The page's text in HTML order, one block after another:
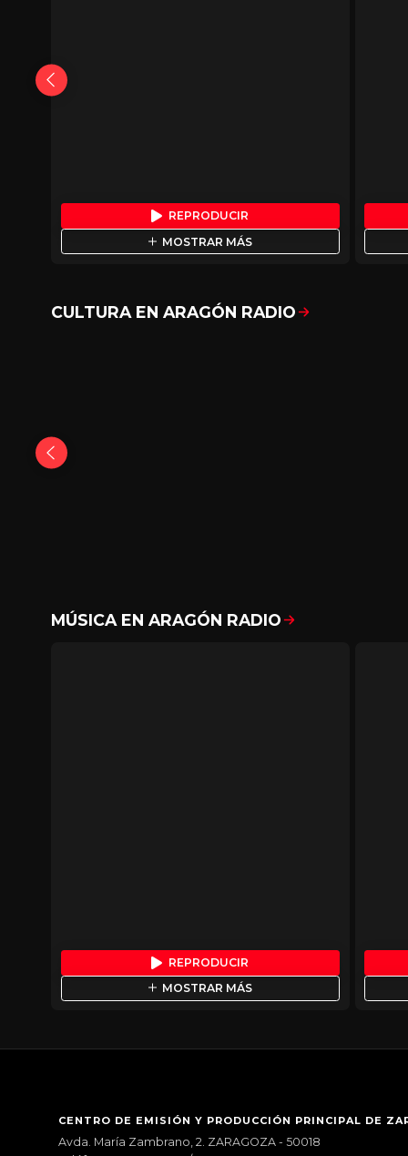
REPRODUCIR
MOSTRAR MÁS
CULTURA EN ARAGÓN RADIO
MÚSICA EN ARAGÓN RADIO
REPRODUCIR
MOSTRAR MÁS
CENTRO DE EMISIÓN Y PRODUCCIÓN PRINCIPAL DE
Avda. María Zambrano, 2. ZARAGOZA - 50018